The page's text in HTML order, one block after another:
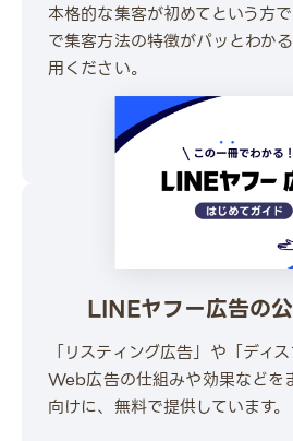
本格的な集客が初めてという方
で集客方法の特徴がパッとわか
用ください。
\ 30秒でかんたんダウン
無料でダウンロー
LINEヤフー広告の
「リスティング広告」や「ディ
Web広告の仕組みや効果などを
向けに、無料で提供しています。